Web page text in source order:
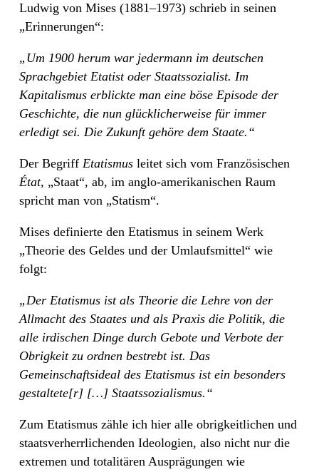
Ludwig von Mises (1881–1973) schrieb in seinen
„Erinnerungen“:
„Um 1900 herum war jedermann im deutschen
Sprachgebiet Etatist oder Staatssozialist. Im
Kapitalismus erblickte man eine böse Episode der
Geschichte, die nun glücklicherweise für immer
erledigt sei. Die Zukunft gehöre dem Staate.“
Der Begriff Etatismus leitet sich vom Französischen
État, „Staat“, ab, im anglo-amerikanischen Raum
spricht man von „Statism“.
Mises definierte den Etatismus in seinem Werk
„Theorie des Geldes und der Umlaufsmittel“ wie
folgt:
„Der Etatismus ist als Theorie die Lehre von der
Allmacht des Staates und als Praxis die Politik, die
alle irdischen Dinge durch Gebote und Verbote der
Obrigkeit zu ordnen bestrebt ist. Das
Gemeinschaftsideal des Etatismus ist ein besonders
gestaltete[r] […] Staatssozialismus.“
Zum Etatismus zähle ich hier alle obrigkeitlichen und
staatsverherrlichenden Ideologien, also nicht nur die
extremen und totalitären Ausprägungen wie